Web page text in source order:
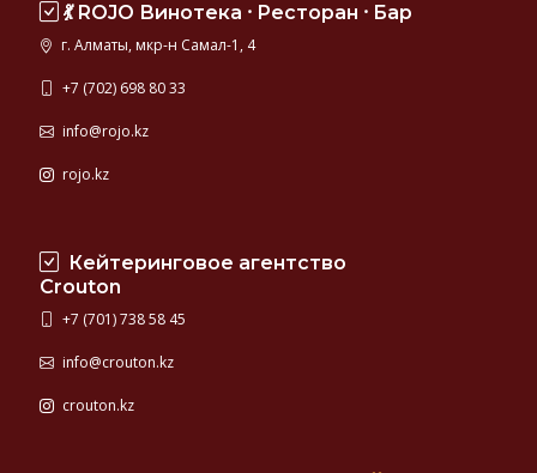
💃 ROJO Винотека ⸱ Ресторан ⸱ Бар
г. Алматы, мкр-н Самал-1, 4
+7 (702) 698 80 33
info@rojo.kz
rojo.kz
Кейтеринговое агентство
Crouton
+7 (701) 738 58 45
info@crouton.kz
crouton.kz